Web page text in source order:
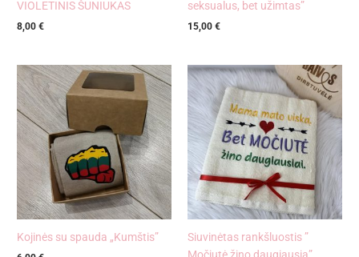
VIOLETINIS ŠUNIUKAS
8,00€
seksualus, bet užimtas”
15,00 €
Kojinės su spauda „Kumštis”
Siuvinėtas rankšluostis ”